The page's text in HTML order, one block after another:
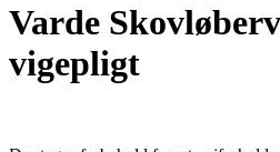
Varde
vigepligt